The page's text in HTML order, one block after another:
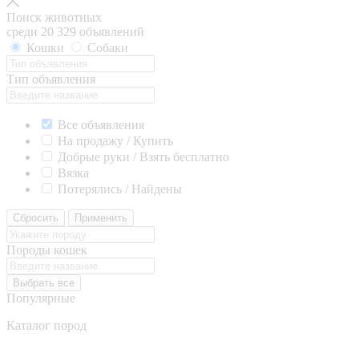
Поиск животных
среди 20 329 объявлений
Кошки
Собаки
Тип объявления
Все объявления
На продажу / Купить
Добрые руки / Взять бесплатно
Вязка
Потерялись / Найдены
Сбросить Применить
Породы кошек
Выбрать все
Популярные
Каталог пород